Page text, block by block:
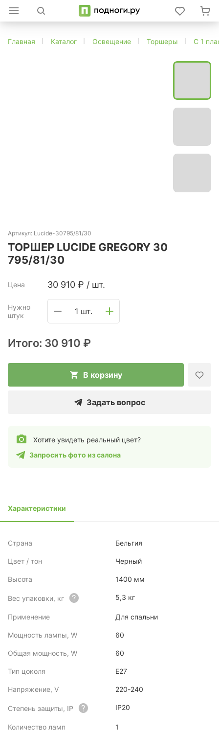
Главная Каталог Освещение Торшеры С 1
Артикул: Lucide-30795/81/30
ТОРШЕР LUCIDE GREGORY 30
795/81/30
Цена 30 910 ₽ / шт.
Нужно
штук
1 шт.
Итого: 30 910 ₽
В корзину
Задать вопрос
Хотите увидеть реальный цвет?
Запросить фото из салона
Характеристики
Страна Бельгия
Цвет / тон Черный
Высота 1400 мм
Вес упаковки, кг 5,3 кг
Применение Для спальни
Мощность лампы, W 60
Общая мощность, W 60
Тип цоколя E27
Напряжение, V 220-240
Степень защиты, IP IP20
Количество ламп 1